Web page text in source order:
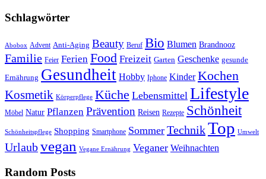
Schlagwörter
Abobox Advent Anti-Aging Beauty Beruf Bio Blumen Brandnooz
Familie Feier Ferien Food Freizeit Garten Geschenke gesunde
Ernährung Gesundheit Hobby Iphone Kinder Kochen
Kosmetik Körperpflege Küche Lebensmittel Lifestyle
Möbel Natur Pflanzen Prävention Reisen Rezepte Schönheit
Schönheitspflege Shopping Smartphone Sommer TechnikTop Umwelt
Urlaubvegan Vegane Ernährung Veganer Weihnachten
Random Posts